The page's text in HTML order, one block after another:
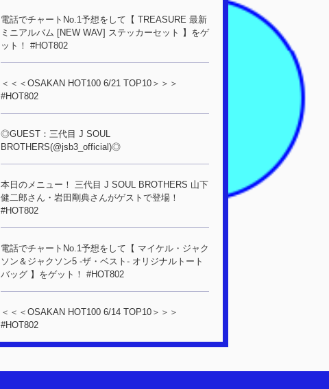
電話でチャートNo.1予想をして【 TREASURE 最新
ミニアルバム [NEW WAV] ステッカーセット 】をゲ
ット！ #HOT802
＜＜＜OSAKAN HOT100 6/21 TOP10＞＞＞
#HOT802
◎GUEST：三代目 J SOUL
BROTHERS(@jsb3_official)◎
本日のメニュー！ 三代目 J SOUL BROTHERS 山下
健二郎さん・岩田剛典さんがゲストで登場！
#HOT802
電話でチャートNo.1予想をして【 マイケル・ジャク
ソン＆ジャクソン5 -ザ・ベスト- オリジナルトート
バッグ 】をゲット！ #HOT802
＜＜＜OSAKAN HOT100 6/14 TOP10＞＞＞
#HOT802